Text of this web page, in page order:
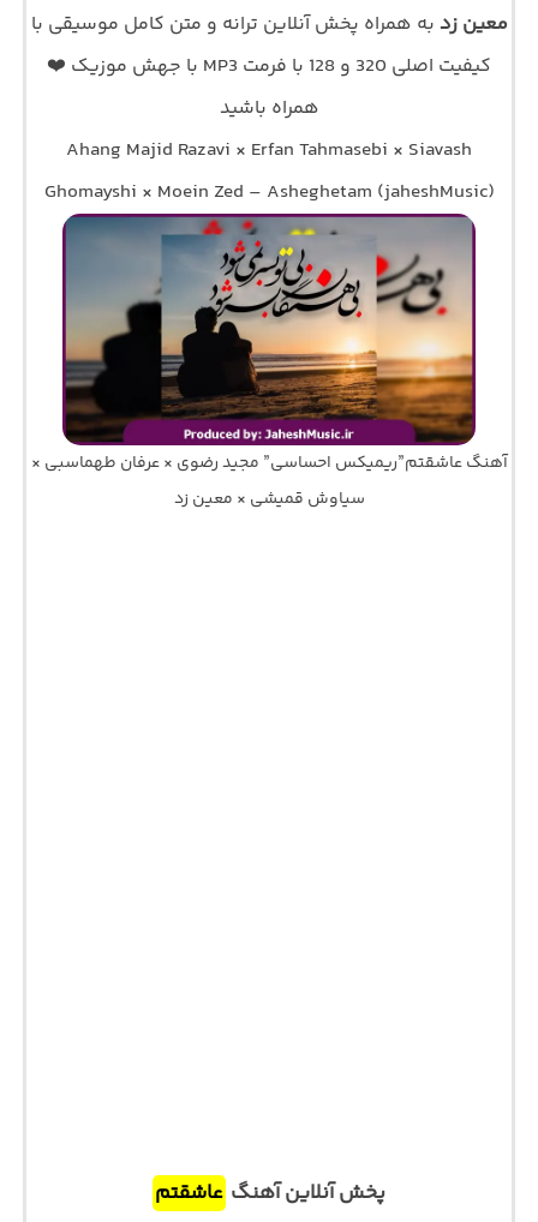
معین زد به همراه پخش آنلاین ترانه و متن کامل موسیقی با
کیفیت اصلی 320 و 128 با فرمت MP3 با جهش موزیک ❤️
همراه باشید
Ahang Majid Razavi × Erfan Tahmasebi × Siavash
Ghomayshi × Moein Zed – Asheghetam (jaheshMusic)
آهنگ عاشقتم”ریمیکس احساسی” مجید رضوی × عرفان طهماسبی ×
سیاوش قمیشی × معین زد
پخش آنلاین آهنگ عاشقتم